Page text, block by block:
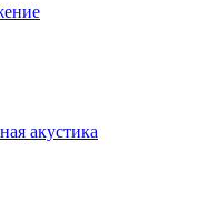
акустика